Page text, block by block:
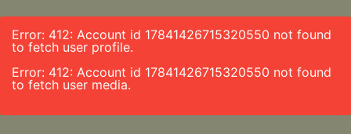
Error: 412: Account id 17841426715320550 not found
to fetch user profile.
Error: 412: Account id 17841426715320550 not found
to fetch user media.